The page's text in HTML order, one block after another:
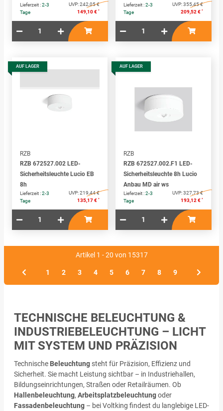
Lieferzeit :2-3
Tage
UVP:242,05 €
149,10 € *
Lieferzeit :2-3
Tage
UVP:355,45 €
209,52 € *
AUF LAGER
RZB
RZB 672527.002 LED-
Sicherheitsleuchte Lucio EB
8h
Lieferzeit :2-3
Tage
UVP:219,44 €
135,17 € *
AUF LAGER
RZB
RZB 672527.002.F1 LED-
Sicherheitsleuchte 8h Lucio
Anbau MD air ws
Lieferzeit :2-3
Tage
UVP:327,73 €
193,12 € *
Artikel 1 - 20 von 15317
1 2 3 4 5 6 7 8 9
TECHNISCHE BELEUCHTUNG &
INDUSTRIEBELEUCHTUNG – LICHT
MIT SYSTEM UND PRÄZISION
Technische Beleuchtung steht für Präzision, Effizienz und
Sicherheit. Sie macht Leistung sichtbar – in Industriehallen,
Bildungseinrichtungen, Straßen oder Retailräumen. Ob
Hallenbeleuchtung, Arbeitsplatzbeleuchtungoder
Fassadenbeleuchtung – bei Voltking findest du langlebige LED-